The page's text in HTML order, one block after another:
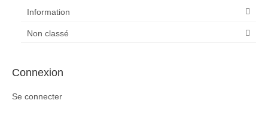
Information
Non classé
Connexion
Se connecter